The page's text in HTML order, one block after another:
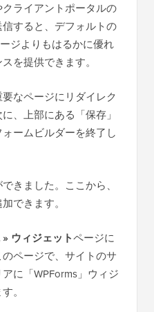
ライアントポータルの
すると、デフォルトの
ジよりもはるかに優れ
を提供できます。
なページにリダイレク
、上部にある「保存」
ームビルダーを終了し
きました。ここから、
できます。
ウィジェットページに
ページで、サイトのサ
に「WPForms」ウィジ
。